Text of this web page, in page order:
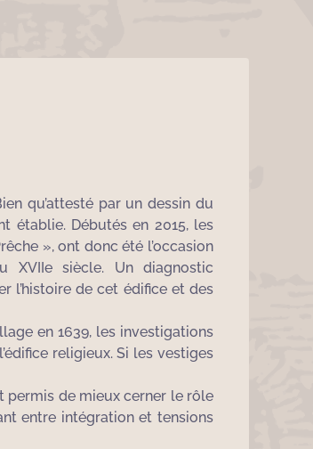
qu’attesté par un dessin du
établie. Débutés en 2015, les
», ont donc été l’occasion
XVIIe siècle. Un diagnostic
l’histoire de cet édifice et des
en 1639, les investigations
religieux. Si les vestiges
permis de mieux cerner le rôle
entre intégration et tensions